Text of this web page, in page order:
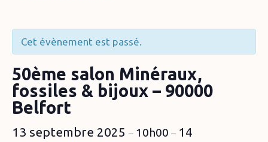
Cet évènement est passé.
50ème salon Minéraux,
fossiles & bijoux – 90000
Belfort
13 septembre 2025 – 10h00 – 14